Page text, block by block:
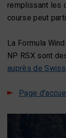
remplissant les
course peut
La Formula
NP RSX sont
auprès de
Page